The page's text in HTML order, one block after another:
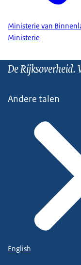
Ministerie van
Ministerie
De Rijksoverheid.
Andere talen
English